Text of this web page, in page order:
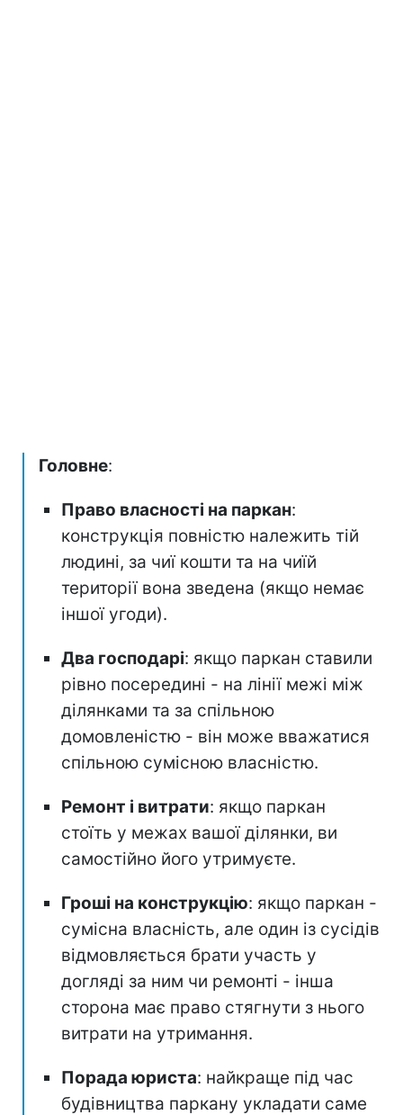
Головне:
Право власності на паркан:
конструкція повністю належить тій
людині, за чиї кошти та на чиїй
території вона зведена (якщо немає
іншої угоди).
Два господарі: якщо паркан ставили
рівно посередині - на лінії межі між
ділянками та за спільною
домовленістю - він може вважатися
спільною сумісною власністю.
Ремонт і витрати: якщо паркан
стоїть у межах вашої ділянки, ви
самостійно його утримуєте.
Гроші на конструкцію: якщо паркан -
сумісна власність, але один із сусідів
відмовляється брати участь у
догляді за ним чи ремонті - інша
сторона має право стягнути з нього
витрати на утримання.
Порада юриста: найкраще під час
будівництва паркану укладати саме